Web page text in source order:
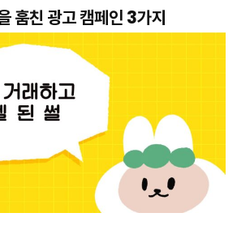
훔친 광고 캠페인 3가지